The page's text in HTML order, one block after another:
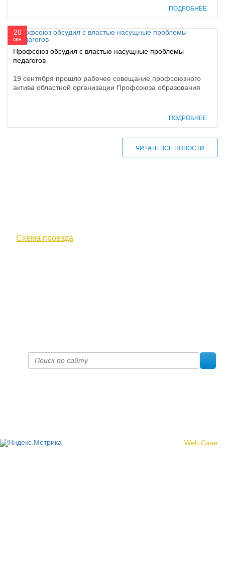
ПОДРОБНЕЕ
20
сен
Профсоюз обсудил с властью насущные проблемы
педагогов
19 сентября прошло рабочее совещание профсоюзного
актива областной организации Профсоюза образования
ПОДРОБНЕЕ
ЧИТАТЬ ВСЕ НОВОСТИ
Схема проезда
Web Case